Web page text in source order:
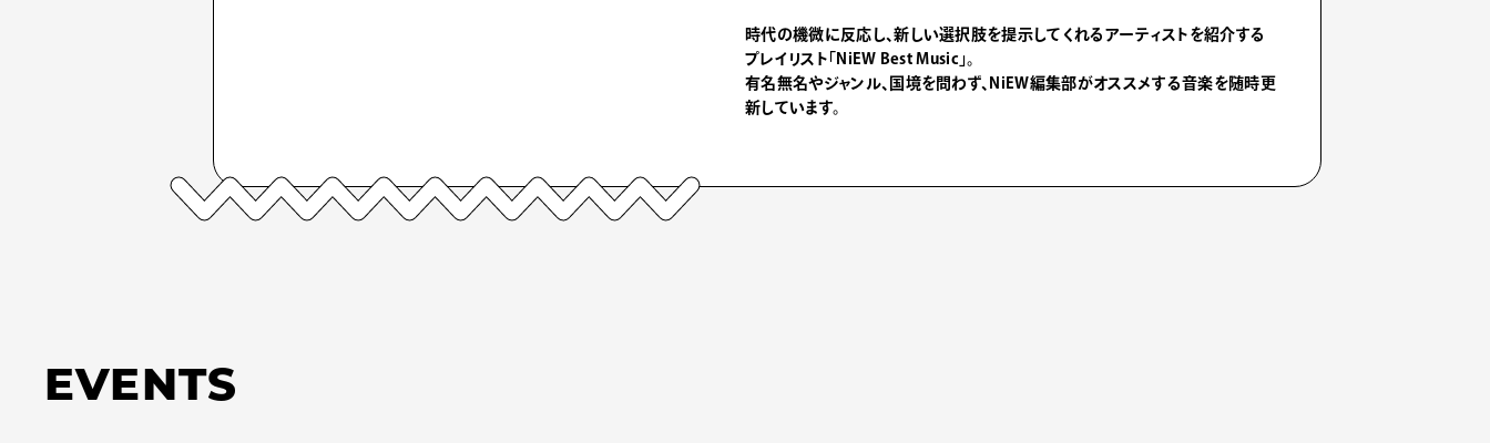
時代の機微に反応し、新しい選択肢を提示してくれるアーティストを紹介する
プレイリスト「NiEW Best Music」。
有名無名やジャンル、国境を問わず、NiEW編集部がオススメする音楽を随時更
新しています。
EVENTS